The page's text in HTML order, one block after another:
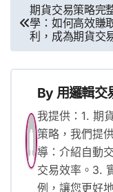
章
導
期貨交易策略完
學：如何高效賺
利，成為期貨交
By 用邏輯交
我提供：1. 期
策略，我們提
導：介紹自動
交易效率。3.
例，讓您更好